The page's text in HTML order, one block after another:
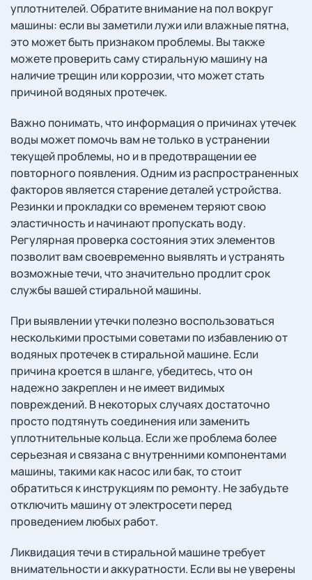
уплотнителей. Обратите внимание на пол вокруг
машины: если вы заметили лужи или влажные пятна,
это может быть признаком проблемы. Вы также
можете проверить саму стиральную машину на
наличие трещин или коррозии, что может стать
причиной водяных протечек.
Важно понимать, что информация о причинах утечек
воды может помочь вам не только в устранении
текущей проблемы, но и в предотвращении ее
повторного появления. Одним из распространенных
факторов является старение деталей устройства.
Резинки и прокладки со временем теряют свою
эластичность и начинают пропускать воду.
Регулярная проверка состояния этих элементов
позволит вам своевременно выявлять и устранять
возможные течи, что значительно продлит срок
службы вашей стиральной машины.
При выявлении утечки полезно воспользоваться
несколькими простыми советами по избавлению от
водяных протечек в стиральной машине. Если
причина кроется в шланге, убедитесь, что он
надежно закреплен и не имеет видимых
повреждений. В некоторых случаях достаточно
просто подтянуть соединения или заменить
уплотнительные кольца. Если же проблема более
серьезная и связана с внутренними компонентами
машины, такими как насос или бак, то стоит
обратиться к инструкциям по ремонту. Не забудьте
отключить машину от электросети перед
проведением любых работ.
Ликвидация течи в стиральной машине требует
внимательности и аккуратности. Если вы не уверены